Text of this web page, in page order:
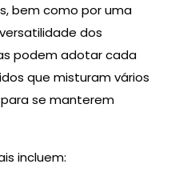
bem como por uma
dos
podem adotar cada
que misturam vários
se manterem
incluem: